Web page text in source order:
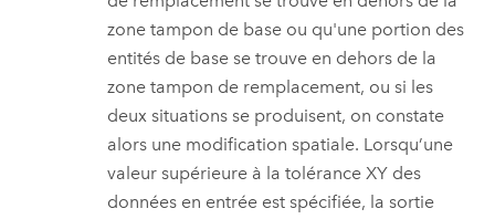
zone tampon de base ou qu'une portion des
entités de base se trouve en dehors de la
zone tampon de remplacement, ou si les
deux situations se produisent, on constate
alors une modification spatiale. Lorsqu’une
valeur supérieure à la tolérance XY des
données en entrée est spécifiée, la sortie